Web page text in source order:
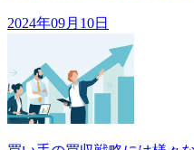
2024年09月10日